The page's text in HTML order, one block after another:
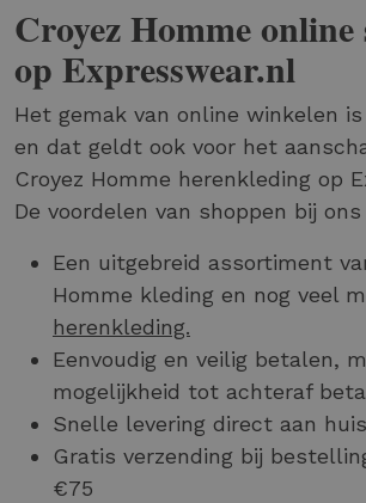
Croyez Homme online
op Expresswear.nl
Het gemak van online winkelen is
en dat geldt ook voor het
Croyez Homme herenkleding op
De voordelen van shoppen bij ons
Een uitgebreid assortiment
Homme kleding en nog veel
herenkleding.
Eenvoudig en veilig betalen,
mogelijkheid tot achteraf
Snelle levering direct aan huis
Gratis verzending bij
€75